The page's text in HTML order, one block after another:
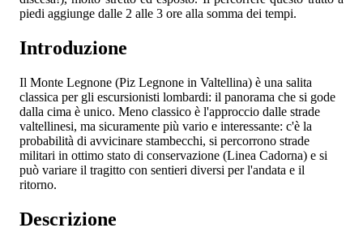
piedi aggiunge dalle 2 alle 3 ore alla somma dei tempi.
Introduzione
Il Monte Legnone (Piz Legnone in Valtellina) è una salita
classica per gli escursionisti lombardi: il panorama che si gode
dalla cima è unico. Meno classico è l'approccio dalle strade
valtellinesi, ma sicuramente più vario e interessante: c'è la
probabilità di avvicinare stambecchi, si percorrono strade
militari in ottimo stato di conservazione (Linea Cadorna) e si
può variare il tragitto con sentieri diversi per l'andata e il
ritorno.
Descrizione